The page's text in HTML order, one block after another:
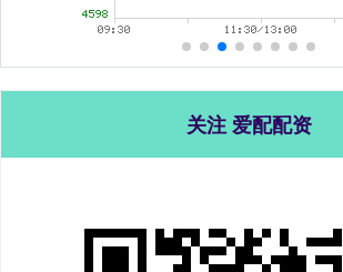
关注 爱配配资